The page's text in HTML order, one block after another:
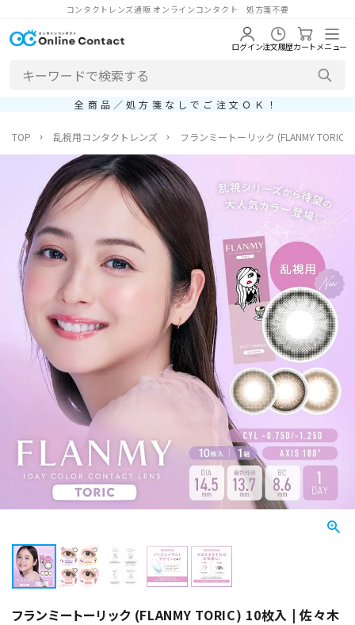
コンタクトレンズ通販 オンラインコンタクト 処方箋不要
ログイン注文履歴カートメニュー
全商品／処方箋なしでご注文ＯＫ！
TOP 乱視用コンタクトレンズ フランミートーリック (FLANMY TORIC)
フランミートーリック (FLANMY TORIC) 10枚入 | 佐々木